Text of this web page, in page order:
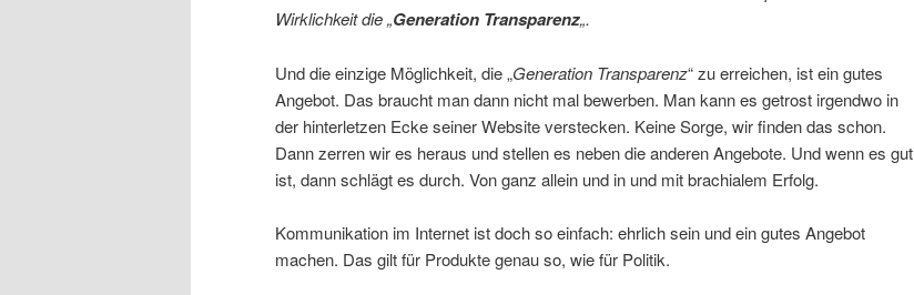
Wirklichkeit die „Generation Transparenz„.
Und die einzige Möglichkeit, die „Generation Transparenz“ zu erreichen, ist ein gutes
Angebot. Das braucht man dann nicht mal bewerben. Man kann es getrost irgendwo in
der hinterletzen Ecke seiner Website verstecken. Keine Sorge, wir finden das schon.
Dann zerren wir es heraus und stellen es neben die anderen Angebote. Und wenn es gut
ist, dann schlägt es durch. Von ganz allein und in und mit brachialem Erfolg.
Kommunikation im Internet ist doch so einfach: ehrlich sein und ein gutes Angebot
machen. Das gilt für Produkte genau so, wie für Politik.